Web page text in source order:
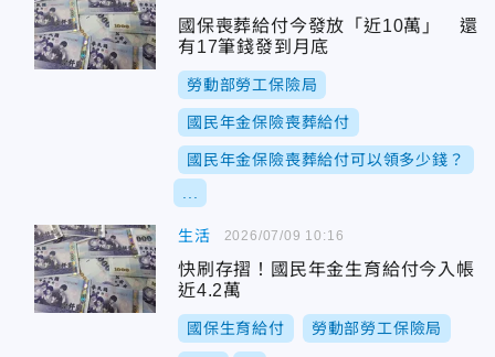
國保喪葬給付今發放「近10萬」 還
有17筆錢發到月底
勞動部勞工保險局
國民年金保險喪葬給付
國民年金保險喪葬給付可以領多少錢？
生活
快刷存摺！國民年金生育給付今入帳
近4.2萬
國保生育給付 勞動部勞工保險局
2026/07/09 10:16